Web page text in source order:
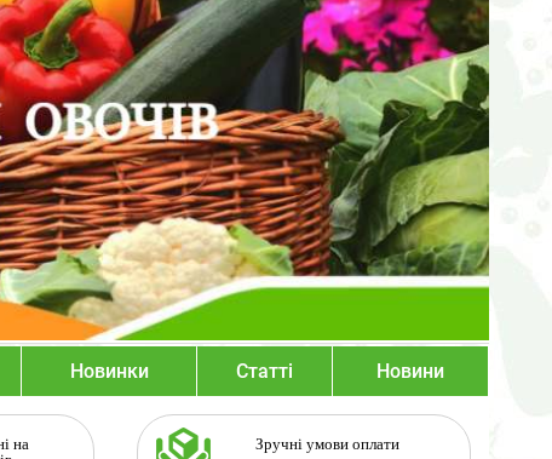
Новинки Статті Новини
на Зручні умови оплати